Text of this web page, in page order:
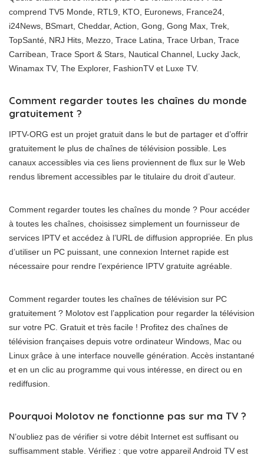
comprend TV5 Monde, RTL9, KTO, Euronews, France24,
i24News, BSmart, Cheddar, Action, Gong, Gong Max, Trek,
TopSanté, NRJ Hits, Mezzo, Trace Latina, Trace Urban, Trace
Carribean, Trace Sport & Stars, Nautical Channel, Lucky Jack,
Winamax TV, The Explorer, FashionTV et Luxe TV.
Comment regarder toutes les chaînes du monde
gratuitement ?
IPTV-ORG est un projet gratuit dans le but de partager et d’offrir
gratuitement le plus de chaînes de télévision possible. Les
canaux accessibles via ces liens proviennent de flux sur le Web
rendus librement accessibles par le titulaire du droit d’auteur.
Comment regarder toutes les chaînes du monde ? Pour accéder
à toutes les chaînes, choisissez simplement un fournisseur de
services IPTV et accédez à l’URL de diffusion appropriée. En plus
d’utiliser un PC puissant, une connexion Internet rapide est
nécessaire pour rendre l’expérience IPTV gratuite agréable.
Comment regarder toutes les chaînes de télévision sur PC
gratuitement ? Molotov est l’application pour regarder la télévision
sur votre PC. Gratuit et très facile ! Profitez des chaînes de
télévision françaises depuis votre ordinateur Windows, Mac ou
Linux grâce à une interface nouvelle génération. Accès instantané
et en un clic au programme qui vous intéresse, en direct ou en
rediffusion.
Pourquoi Molotov ne fonctionne pas sur ma TV ?
N’oubliez pas de vérifier si votre débit Internet est suffisant ou
suffisamment stable. Vérifiez : que votre appareil Android TV est